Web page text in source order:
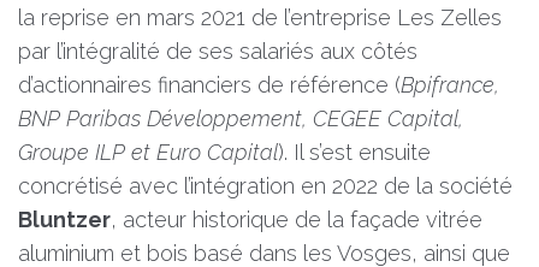
la reprise en mars 2021 de l’entreprise Les Zelles
par l’intégralité de ses salariés aux côtés
d’actionnaires financiers de référence (Bpifrance,
BNP Paribas Développement, CEGEE Capital,
Groupe ILP et Euro Capital). Il s’est ensuite
concrétisé avec l’intégration en 2022 de la société
Bluntzer, acteur historique de la façade vitrée
aluminium et bois basé dans les Vosges, ainsi que